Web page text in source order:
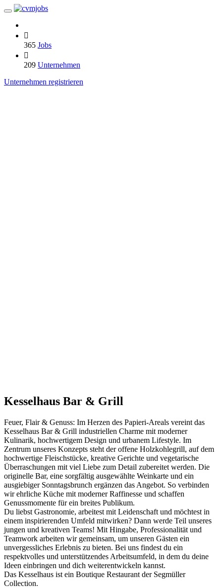
365 Jobs
209 Unternehmen
Unternehmen registrieren
Kesselhaus Bar & Grill
Feuer, Flair & Genuss: Im Herzen des Papieri-Areals vereint das
Kesselhaus Bar & Grill industriellen Charme mit moderner
Kulinarik, hochwertigem Design und urbanem Lifestyle. Im
Zentrum unseres Konzepts steht der offene Holzkohlegrill, auf dem
hochwertige Fleischstücke, kreative Gerichte und vegetarische
Überraschungen mit viel Liebe zum Detail zubereitet werden. Die
originelle Bar, eine sorgfältig ausgewählte Weinkarte und ein
ausgiebiger Sonntagsbrunch ergänzen das Angebot. So verbinden
wir ehrliche Küche mit moderner Raffinesse und schaffen
Genussmomente für ein breites Publikum.
Du liebst Gastronomie, arbeitest mit Leidenschaft und möchtest in
einem inspirierenden Umfeld mitwirken? Dann werde Teil unseres
jungen und kreativen Teams! Mit Hingabe, Professionalität und
Teamwork arbeiten wir gemeinsam, um unseren Gästen ein
unvergessliches Erlebnis zu bieten. Bei uns findest du ein
respektvolles und unterstützendes Arbeitsumfeld, in dem du deine
Ideen einbringen und dich weiterentwickeln kannst.
Das Kesselhaus ist ein Boutique Restaurant der Segmüller
Collection.